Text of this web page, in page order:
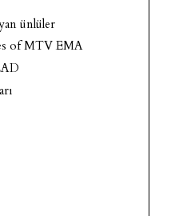
ünlüler
of MTV EMA